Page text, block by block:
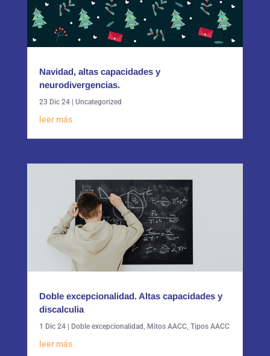
Navidad, altas capacidades y
neurodivergencias.
23 Dic 24| Uncategorized
leer más
Doble excepcionalidad. Altas capacidades y
discalculia
1 Dic 24| Doble excepcionalidad, Mitos AACC, Tipos AACC
leer más